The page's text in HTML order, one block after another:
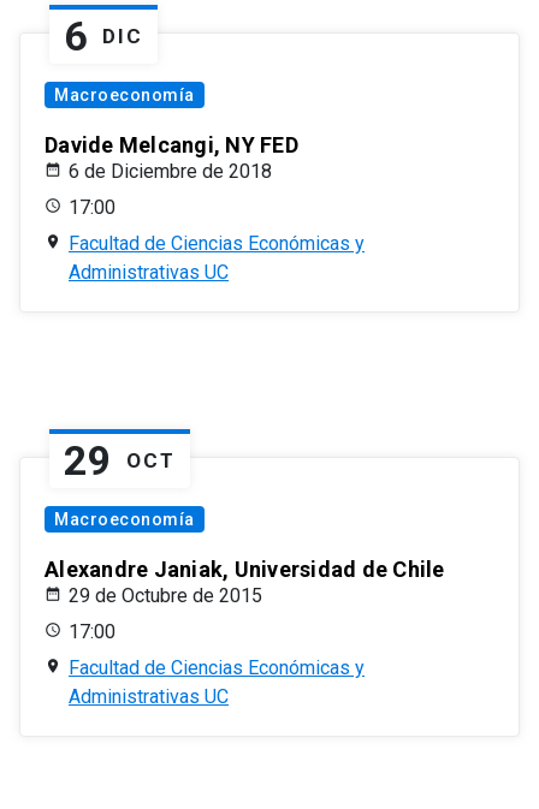
6 DIC
Macroeconomía
Davide Melcangi, NY FED
6 de Diciembre de 2018
17:00
Facultad de Ciencias Económicas y
Administrativas UC
29 OCT
Macroeconomía
Alexandre Janiak, Universidad de Chile
29 de Octubre de 2015
17:00
Facultad de Ciencias Económicas y
Administrativas UC